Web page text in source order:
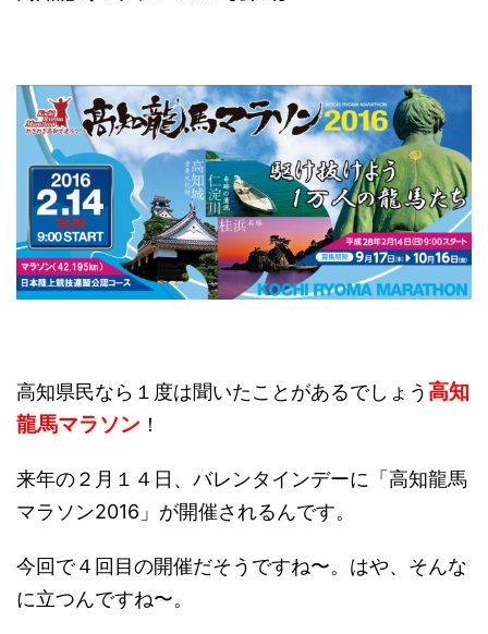
高知県民なら１度は聞いたことがあるでしょう高知
龍馬マラソン ！
来年の２月１４日、バレンタインデーに「高知龍馬
マラソン2016」が開催されるんです。
今回で４回目の開催だそうですね〜。はや、そんな
に立つんですね〜。